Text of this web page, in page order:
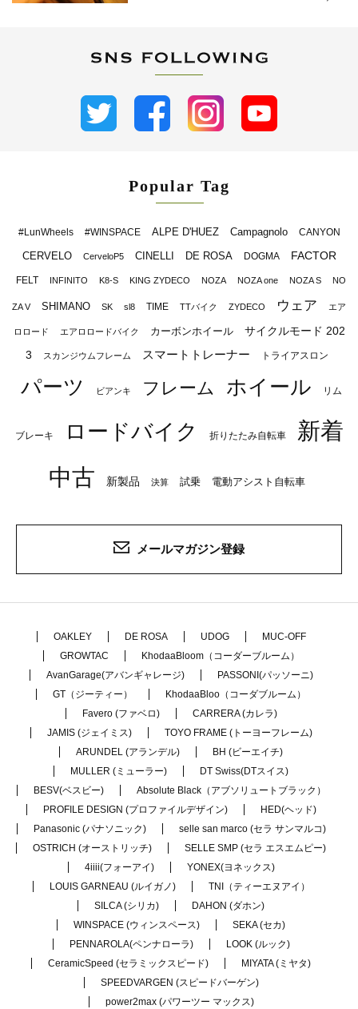
Popular Tag
#LunWheels #WINSPACE ALPE D'HUEZ Campagnolo CANYON
CERVELO CerveloP5 CINELLI DE ROSA DOGMA FACTOR
FELT INFINITO K8-S KING ZYDECO NOZA NOZA one NOZA S NO
ZA V SHIMANO SK sl8 TIME TTバイク ZYDECO ウェア エア
ロロード エアロロードバイク カーボンホイール
サイクルモード 202
3
スカンジウムフレーム スマートトレーナー トライアスロン
パーツ ビアンキ フレーム ホイール リム
ブレーキ ロードバイク 折りたたみ自転車
新着
中古
新製品 決算 試乗 電動アシスト自転車
メールマガジン登録
OAKLEY DE ROSA UDOG
MUC-OFF
GROWTAC
KhodaaBloom（コーダーブルーム）
AvanGarage(アバンギャレージ)
PASSONI(パッソーニ)
GT（ジーティー）
KhodaaBloo（コーダブルーム）
Favero (ファベロ)
CARRERA (カレラ)
JAMIS (ジェイミス)
TOYO FRAME (トーヨーフレーム)
ARUNDEL (アランデル)
BH (ビーエイチ)
MULLER (ミューラー)
DT Swiss(DTスイス)
BESV(ベスビー)
Absolute Black（アブソリュートブラック）
PROFILE DESIGN (プロファイルデザイン)
HED(ヘッド)
Panasonic (パナソニック)
selle san marco (セラ サンマルコ)
OSTRICH (オーストリッチ)
SELLE SMP (セラ エスエムピー)
4iiii(フォーアイ)
YONEX(ヨネックス)
LOUIS GARNEAU (ルイガノ)
TNI（ティーエヌアイ）
SILCA (シリカ)
DAHON (ダホン)
WINSPACE (ウィンスペース)
SEKA (セカ)
PENNAROLA(ペンナローラ)
LOOK (ルック)
CeramicSpeed (セラミックスピード)
MIYATA (ミヤタ)
SPEEDVARGEN (スピードバーゲン)
power2max (パワーツー マックス)